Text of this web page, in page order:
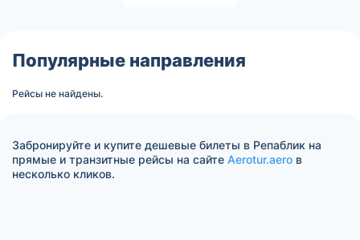
Популярные направления
Рейсы не найдены.
Забронируйте и купите дешевые билеты в Репаблик на
прямые и транзитные рейсы на сайте Aerotur.aero в
несколько кликов.